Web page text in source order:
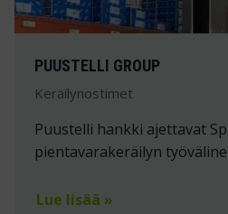
PUUSTELLI GROUP
Keräilynostimet
Puustelli hankki ajettavat
pientavarakeräilyn
Lue lisää »